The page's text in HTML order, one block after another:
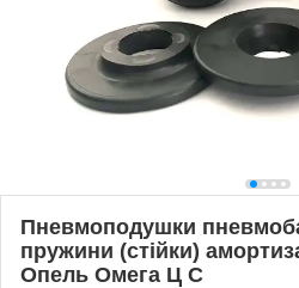
Пневмоподушки
пружини (стійки)
Опель Омега Ц С